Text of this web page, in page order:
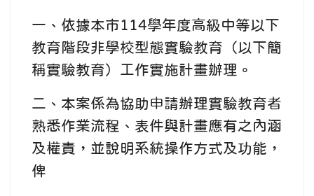
一、依據本市114學年度高級中等以下
教育階段非學校型態實驗教育（以下簡
稱實驗教育）工作實施計畫辦理。
二、本案係為協助申請辦理實驗教育者
熟悉作業流程、表件與計畫應有之內涵
及權責，並說明系統操作方式及功能，
俾